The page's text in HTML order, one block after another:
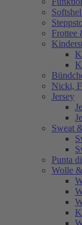
Frottee
Nicki,
Jersey
Sweat
Punta
Wolle